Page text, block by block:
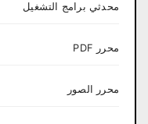
محدثي برامج التشغيل
محرر PDF
محرر الصور